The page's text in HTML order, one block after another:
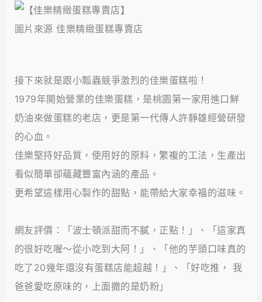
圖片來源 佳樂精緻蛋糕專賣店
接下來就是跟小瓢蟲競爭激烈的佳樂蛋糕啦！
1979年開始營業的佳樂蛋糕，是桃園第一家用進口鮮
奶油來做蛋糕的老店，更是第一代傳人許靜雄經營研發
的心血。
佳樂堅持好品質，使用好的原料，繁複的工法，生產出
看似簡單卻蘊藏豐富內涵的產品。
更希望這樣用心製作的甜點，能帶給大家幸福的滋味。
網友評價：「波士頓派甜而不膩，正點！」、「這家真
的很好吃喔～從小吃到大阿！」、「他的芋頭口味真的
吃了20幾年還沒有蛋糕店能超越！」、「好吃推， 我
爸爸愛吃原味的，上面撒的是奶粉」